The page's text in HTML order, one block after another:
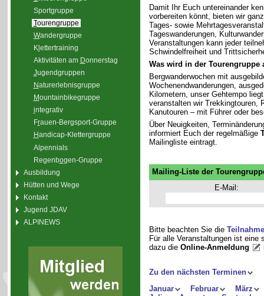
Sportgruppe
Tourengruppe
Wandergruppe
Kl ettertraining
Aktivitäten am Donnerstag
Jugendgruppen
Naturerlebnisgruppe
Mountainbikegruppe
integrativ
Frauen-Bergsport-Gruppe
Handicap-Klettergruppe
Alpennials
Regenbogen-Gruppe
Ausbildung
Hütten und Wege
Kontakt
Jugend JDAV
ALPINEWS
Damit Ihr Euch untereinander
vorbereiten könnt, bieten wir
Tages- sowie
Tageswanderungen,
Veranstaltungen kann jeder
Schwindelfreiheit und
Was wird in der Tourengruppe
Bergwanderwochen mit
Wochenendwanderungen,
Kilometern, unser Gehtempo
veranstalten wir Trekkingtouren,
Kanutouren – mit Führer oder
Über Neuigkeiten,
informiert Euch der regelmäßige
Mailingliste eintragt.
Mailing-Liste der
E-Mail:
Bitte beachten Sie die
Für alle Veranstaltungen ist
dazu die Online-Anmeldung
Zu den nächsten Terminen
Januar
Februar
März